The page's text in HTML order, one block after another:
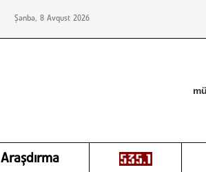
Şənbə, 8 Avqust 2026
Araşdırma